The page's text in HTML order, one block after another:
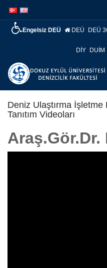
atla
atla
Engelsiz DEÜ DEÜ DEÜ
DİY DUİM
Deniz Ulaştırma
Tanıtım Videoları
Araş.Gör.Dr.